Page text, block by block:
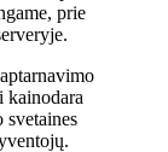
prie
kainodara
svetaines